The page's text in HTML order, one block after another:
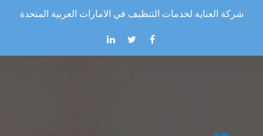
Skip to the content
شركة العناية لخدمات التنظيف في الامارات العربية المتحدة